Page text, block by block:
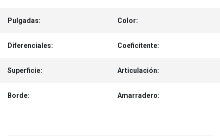
Pulgadas: Color:
Diferenciales: Coeficitente:
Superficie: Articulación:
Borde: Amarradero: